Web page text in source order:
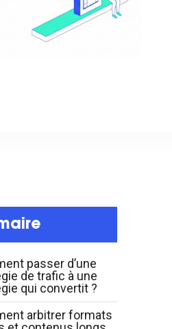
passer d’une
de trafic à une
qui convertit ?
arbitrer formats